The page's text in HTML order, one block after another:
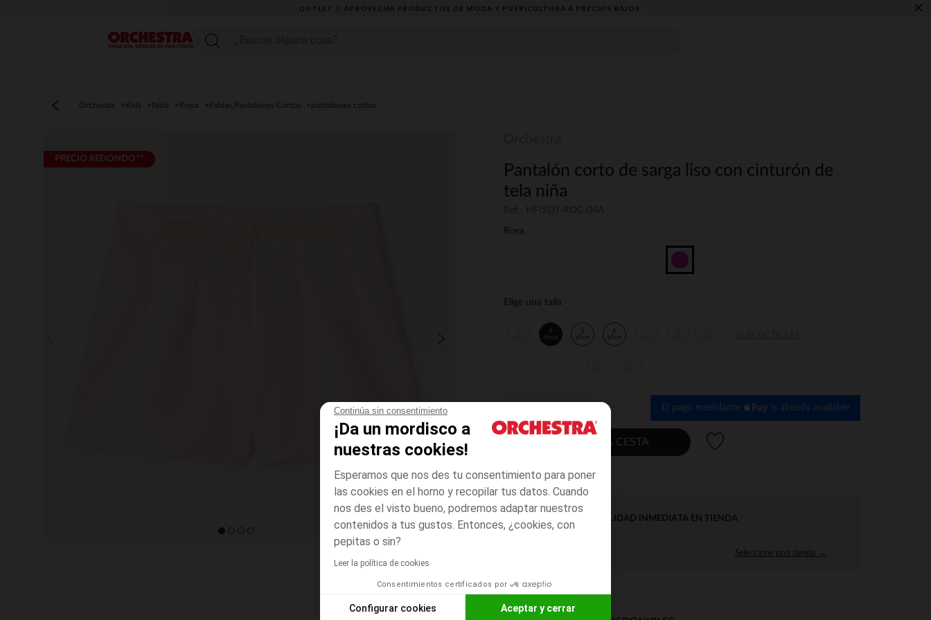
Continúa sin consentimiento
¡Da un mordisco a
nuestras cookies!
Esperamos que nos des tu consentimiento para poner
las cookies en el horno y recopilar tus datos. Cuando
nos des el visto bueno, podremos adaptar nuestros
contenidos a tus gustos. Entonces, ¿cookies, con
pepitas o sin?
Leer la política de cookies
Consentimientos certificados por
Configurar cookies Aceptar y cerrar
OUTLET // APROVECHA PRODUCTOS DE MODA Y PUERICULTURA A PRECIOS BAJOS ×
Menú
Orchestra Kids Niña Ropa Faldas,Pantalones Cortos pantalones cortos
PRECIO REDONDO**
Pantalón corto de sarga liso con cinturón de
tela niña
Rosa
Elige una talla
4
años
5
años
6
años
El pago medidante is already available
AÑADIR A LA CESTA
DISPONIBILIDAD INMEDIATA EN TIENDA
Seleccione una tienda →